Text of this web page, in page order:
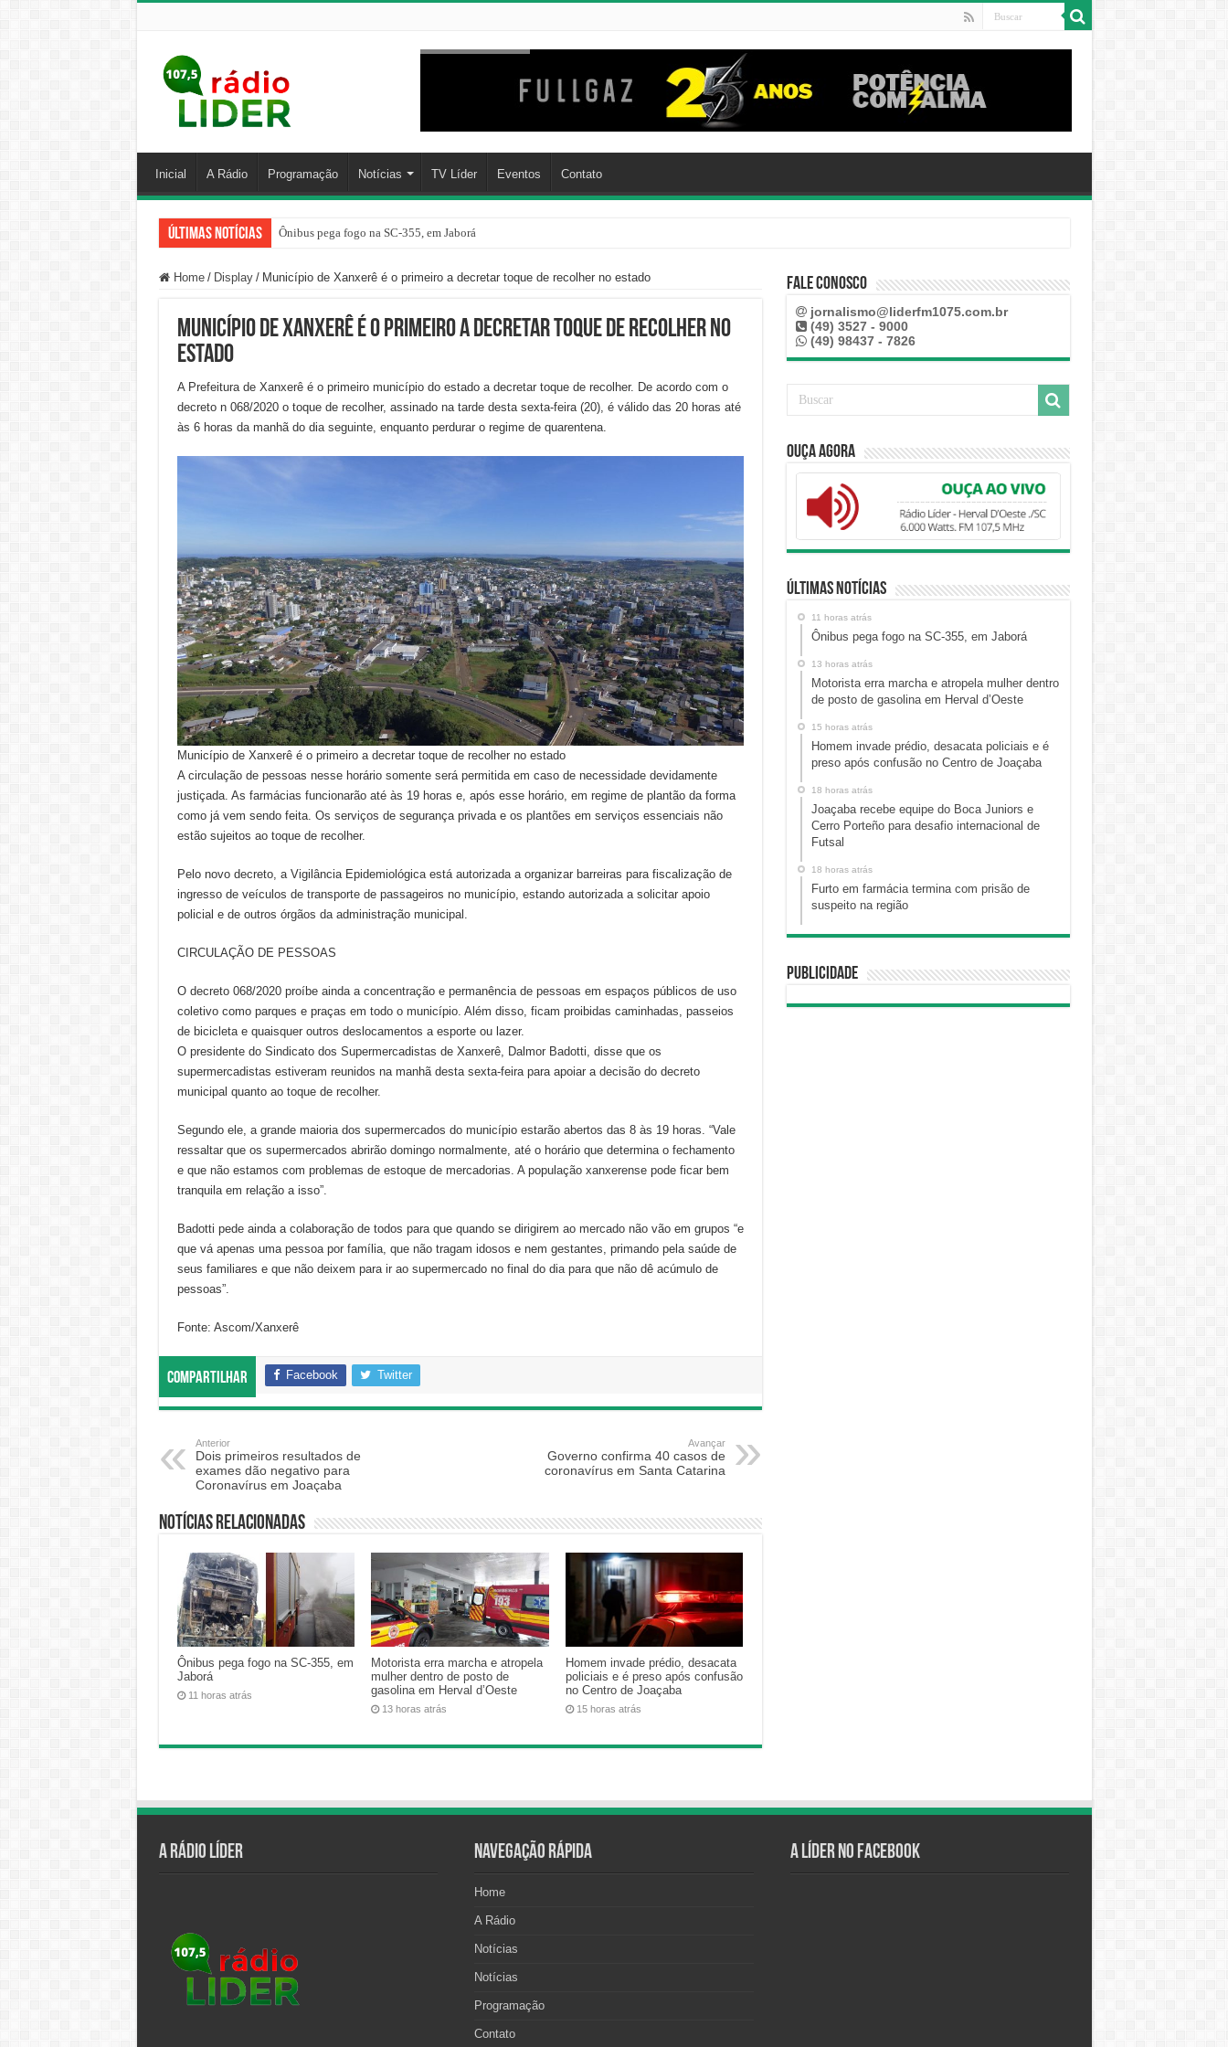
Inicial A Rádio Programação Notícias TV Líder Eventos Contato
Últimas Notícias Ônibus pega fogo na SC-355, em Jaborá
Motorista erra marcha e atropela mulher dentro de posto de gasolina em Herval d’Oeste
Home / Display / Município de Xanxerê é o primeiro a decretar toque de recolher no estado
Município de Xanxerê é o primeiro a decretar toque de recolher no
estado
A Prefeitura de Xanxerê é o primeiro município do estado a decretar toque de recolher. De acordo com o
decreto n 068/2020 o toque de recolher, assinado na tarde desta sexta-feira (20), é válido das 20 horas até
às 6 horas da manhã do dia seguinte, enquanto perdurar o regime de quarentena.
Município de Xanxerê é o primeiro a decretar toque de recolher no estado
A circulação de pessoas nesse horário somente será permitida em caso de necessidade devidamente
justiçada. As farmácias funcionarão até às 19 horas e, após esse horário, em regime de plantão da forma
como já vem sendo feita. Os serviços de segurança privada e os plantões em serviços essenciais não
estão sujeitos ao toque de recolher.
Pelo novo decreto, a Vigilância Epidemiológica está autorizada a organizar barreiras para fiscalização de
ingresso de veículos de transporte de passageiros no município, estando autorizada a solicitar apoio
policial e de outros órgãos da administração municipal.
CIRCULAÇÃO DE PESSOAS
O decreto 068/2020 proíbe ainda a concentração e permanência de pessoas em espaços públicos de uso
coletivo como parques e praças em todo o município. Além disso, ficam proibidas caminhadas, passeios
de bicicleta e quaisquer outros deslocamentos a esporte ou lazer.
O presidente do Sindicato dos Supermercadistas de Xanxerê, Dalmor Badotti, disse que os
supermercadistas estiveram reunidos na manhã desta sexta-feira para apoiar a decisão do decreto
municipal quanto ao toque de recolher.
Segundo ele, a grande maioria dos supermercados do município estarão abertos das 8 às 19 horas. “Vale
ressaltar que os supermercados abrirão domingo normalmente, até o horário que determina o fechamento
e que não estamos com problemas de estoque de mercadorias. A população xanxerense pode ficar bem
tranquila em relação a isso”.
Badotti pede ainda a colaboração de todos para que quando se dirigirem ao mercado não vão em grupos “e
que vá apenas uma pessoa por família, que não tragam idosos e nem gestantes, primando pela saúde de
seus familiares e que não deixem para ir ao supermercado no final do dia para que não dê acúmulo de
pessoas”.
Fonte: Ascom/Xanxerê
Compartilhar Facebook Twitter
Anterior
Dois primeiros resultados de
exames dão negativo para
Coronavírus em Joaçaba
Avançar
Governo confirma 40 casos de
coronavírus em Santa Catarina
Notícias relacionadas
Ônibus pega fogo na SC-355, em
Jaborá
11 horas atrás
Motorista erra marcha e atropela
mulher dentro de posto de
gasolina em Herval d’Oeste
13 horas atrás
Homem invade prédio, desacata
policiais e é preso após confusão
no Centro de Joaçaba
15 horas atrás
Fale Conosco
jornalismo@liderfm1075.com.br
(49) 3527 - 9000
(49) 98437 - 7826
Ouça Agora
Últimas Notícias
11 horas atrás
Ônibus pega fogo na SC-355, em Jaborá
13 horas atrás
Motorista erra marcha e atropela mulher dentro
de posto de gasolina em Herval d’Oeste
15 horas atrás
Homem invade prédio, desacata policiais e é
preso após confusão no Centro de Joaçaba
18 horas atrás
Joaçaba recebe equipe do Boca Juniors e
Cerro Porteño para desafio internacional de
Futsal
18 horas atrás
Furto em farmácia termina com prisão de
suspeito na região
Publicidade
A Rádio Líder Navegação Rápida
Home
A Rádio
Notícias
Notícias
Programação
Contato
A Líder no Facebook